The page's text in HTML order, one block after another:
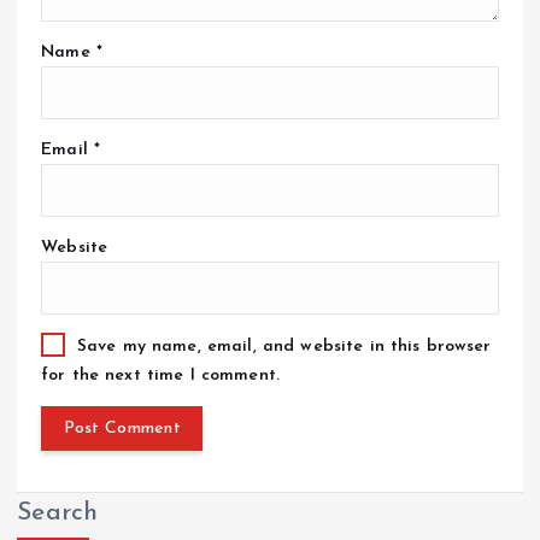
Name *
Email *
Website
Save my name, email, and website in this browser
for the next time I comment.
Search